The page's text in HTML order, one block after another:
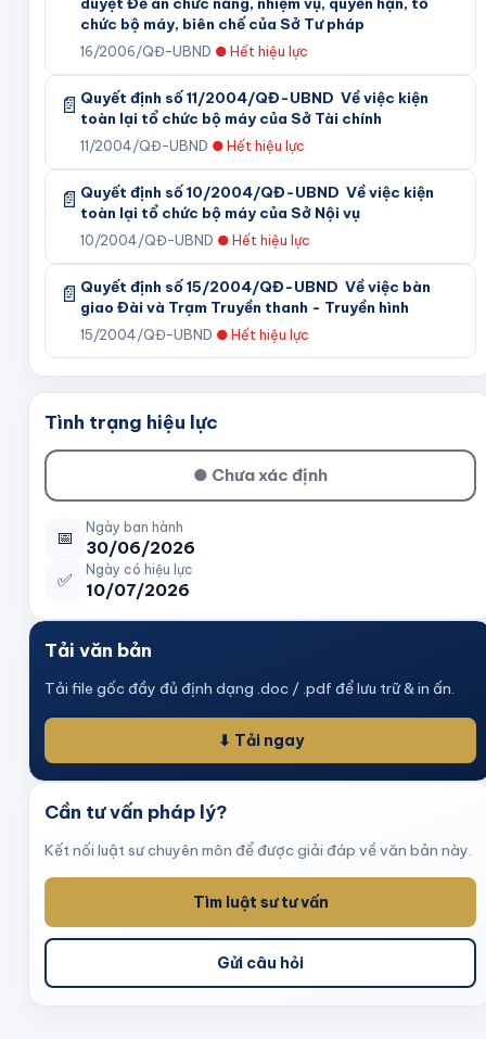
chức bộ máy, biên chế của Sở Tư pháp
16/2006/QĐ-UBND ●Hết hiệu lực
📄 Quyết định số 11/2004/QĐ-UBND Về việc kiện
toàn lại tổ chức bộ máy của Sở Tài chính
11/2004/QĐ-UBND ●Hết hiệu lực
📄 Quyết định số 10/2004/QĐ-UBND Về việc kiện
toàn lại tổ chức bộ máy của Sở Nội vụ
10/2004/QĐ-UBND ●Hết hiệu lực
📄 Quyết định số 15/2004/QĐ-UBND Về việc bàn
giao Đài và Trạm Truyền thanh - Truyền hình
15/2004/QĐ-UBND ●Hết hiệu lực
Tình trạng hiệu lực
● Chưa xác định
📅 Ngày ban hành
30/06/2026
✅ Ngày có hiệu lực
10/07/2026
Tải văn bản
Tải file gốc đầy đủ định dạng .doc / .pdf để lưu trữ & in ấn.
⬇ Tải ngay
Cần tư vấn pháp lý?
Kết nối luật sư chuyên môn để được giải đáp về văn bản này.
Tìm luật sư tư vấn
Gửi câu hỏi